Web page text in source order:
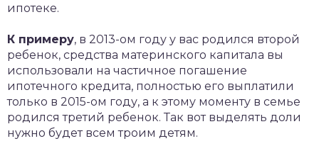
ипотеке.
К примеру, в 2013-ом году у вас родился второй
ребенок, средства материнского капитала вы
использовали на частичное погашение
ипотечного кредита, полностью его выплатили
только в 2015-ом году, а к этому моменту в семье
родился третий ребенок. Так вот выделять доли
нужно будет всем троим детям.